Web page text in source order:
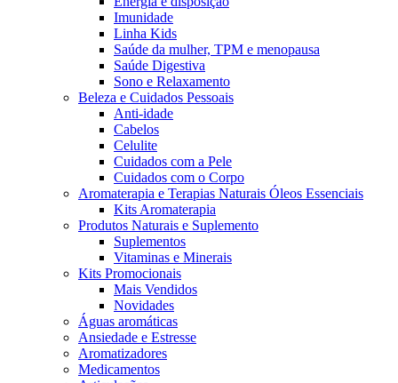
Imunidade
Linha Kids
Saúde da mulher, TPM e menopausa
Saúde Digestiva
Sono e Relaxamento
Beleza e Cuidados Pessoais
Anti-idade
Cabelos
Celulite
Cuidados com a Pele
Cuidados com o Corpo
Aromaterapia e Terapias Naturais Óleos Essenciais
Kits Aromaterapia
Produtos Naturais e Suplemento
Suplementos
Vitaminas e Minerais
Kits Promocionais
Mais Vendidos
Novidades
Águas aromáticas
Ansiedade e Estresse
Aromatizadores
Medicamentos